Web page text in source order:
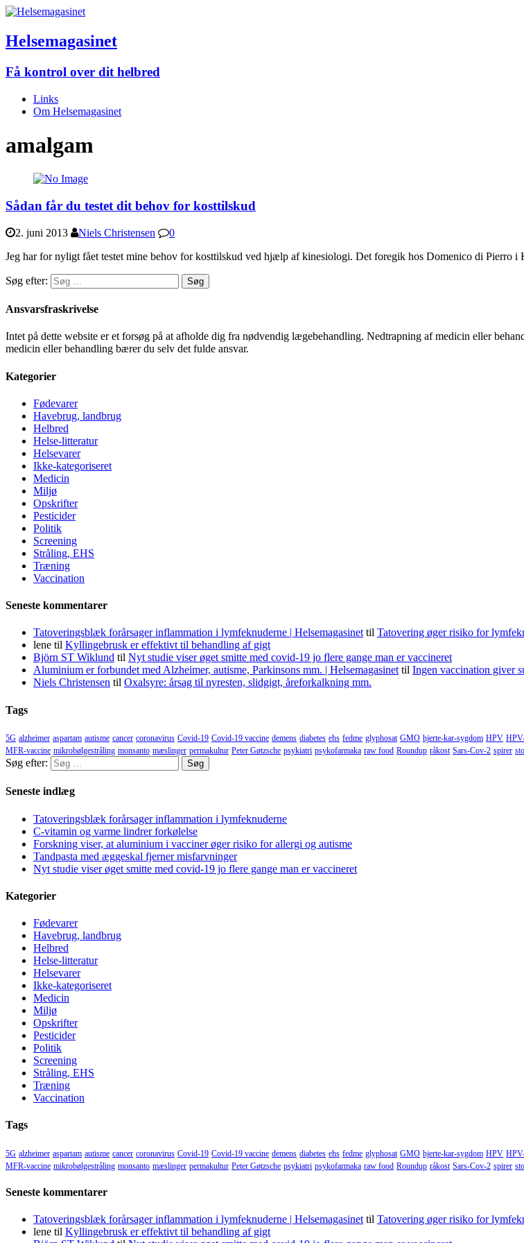
Helsemagasinet
Få kontrol over dit helbred
Links
Om Helsemagasinet
amalgam
Sådan får du testet dit behov for kosttilskud
2. juni 2013 Niels Christensen
0
Jeg har for nyligt fået testet mine behov for kosttilskud ved hjælp af kinesiologi. Det foregik hos Domenico di Pierro i
Søg efter:
Ansvarsfraskrivelse
Intet på dette website er et forsøg på at afholde dig fra nødvendig lægebehandling. Nedtrapning af medicin eller
medicin eller behandling bærer du selv det fulde ansvar.
Kategorier
Fødevarer
Havebrug, landbrug
Helbred
Helse-litteratur
Helsevarer
Ikke-kategoriseret
Medicin
Miljø
Opskrifter
Pesticider
Politik
Screening
Stråling, EHS
Træning
Vaccination
Seneste kommentarer
Tatoveringsblæk forårsager inflammation i lymfeknuderne | Helsemagasinettil Tatovering øger risiko for
lene til Kyllingebrusk er effektivt til behandling af gigt
Björn ST Wiklund til Nyt studie viser øget smitte med covid-19 jo flere gange man er vaccineret
Aluminium er forbundet med Alzheimer, autisme, Parkinsons mm. | Helsemagasinettil Ingen vaccination giver
Niels Christensen til Oxalsyre: årsag til nyresten, slidgigt, åreforkalkning mm.
Tags
5G alzheimer aspartam autisme cancer coronavirus Covid-19 Covid-19 vaccine demens diabetes ehs fedme glyphosat GMO hjerte-kar-sygdom HPV
MFR-vaccine mikrobølgestråling monsanto mæslinger permakultur Peter Gøtzsche psykiatri psykofarmaka raw food Roundup råkost Sars-Cov-2 spirer
Søg efter:
Seneste indlæg
Tatoveringsblæk forårsager inflammation i lymfeknuderne
C-vitamin og varme lindrer forkølelse
Forskning viser, at aluminium i vacciner øger risiko for allergi og autisme
Tandpasta med æggeskal fjerner misfarvninger
Nyt studie viser øget smitte med covid-19 jo flere gange man er vaccineret
Kategorier
Fødevarer
Havebrug, landbrug
Helbred
Helse-litteratur
Helsevarer
Ikke-kategoriseret
Medicin
Miljø
Opskrifter
Pesticider
Politik
Screening
Stråling, EHS
Træning
Vaccination
Tags
5G alzheimer aspartam autisme cancer coronavirus Covid-19 Covid-19 vaccine demens diabetes ehs fedme glyphosat GMO hjerte-kar-sygdom HPV
MFR-vaccine mikrobølgestråling monsanto mæslinger permakultur Peter Gøtzsche psykiatri psykofarmaka raw food Roundup råkost Sars-Cov-2 spirer
Seneste kommentarer
Tatoveringsblæk forårsager inflammation i lymfeknuderne | Helsemagasinet til Tatovering øger risiko for
lene til Kyllingebrusk er effektivt til behandling af gigt